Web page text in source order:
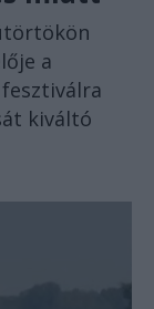
a
kiváltó